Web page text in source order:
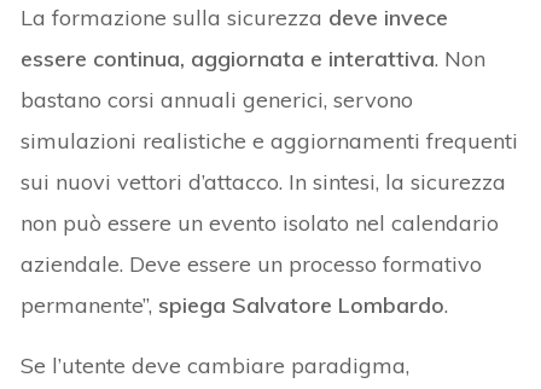
La formazione sulla sicurezza deve invece
essere continua, aggiornata e interattiva. Non
bastano corsi annuali generici, servono
simulazioni realistiche e aggiornamenti frequenti
sui nuovi vettori d’attacco. In sintesi, la sicurezza
non può essere un evento isolato nel calendario
aziendale. Deve essere un processo formativo
permanente”, spiega Salvatore Lombardo.
Se l’utente deve cambiare paradigma,